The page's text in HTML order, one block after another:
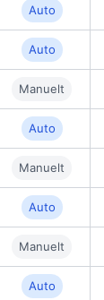
Auto
Auto
Manuelt
Auto
Manuelt
Auto
Manuelt
Auto